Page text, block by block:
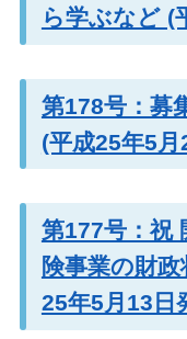
ら学ぶなど (
第178号：募
(平成25年5月
第177号：祝
険事業の財
25年5月13日